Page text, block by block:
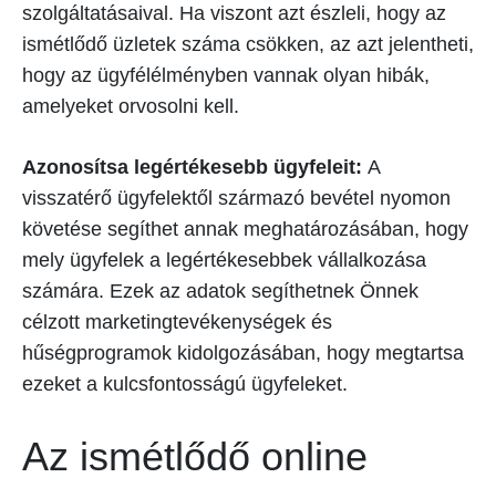
szolgáltatásaival. Ha viszont azt észleli, hogy az
ismétlődő üzletek száma csökken, az azt jelentheti,
hogy az ügyfélélményben vannak olyan hibák,
amelyeket orvosolni kell.
Azonosítsa legértékesebb ügyfeleit: A
visszatérő ügyfelektől származó bevétel nyomon
követése segíthet annak meghatározásában, hogy
mely ügyfelek a legértékesebbek vállalkozása
számára. Ezek az adatok segíthetnek Önnek
célzott marketingtevékenységek és
hűségprogramok kidolgozásában, hogy megtartsa
ezeket a kulcsfontosságú ügyfeleket.
Az ismétlődő online